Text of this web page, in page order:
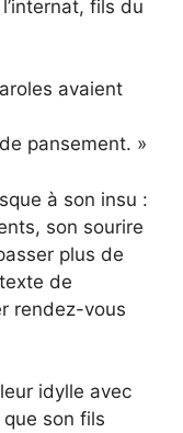
fils du
avaient
pansement. »
à son insu :
son sourire
plus de
de
rendez-vous
idylle avec
son fils